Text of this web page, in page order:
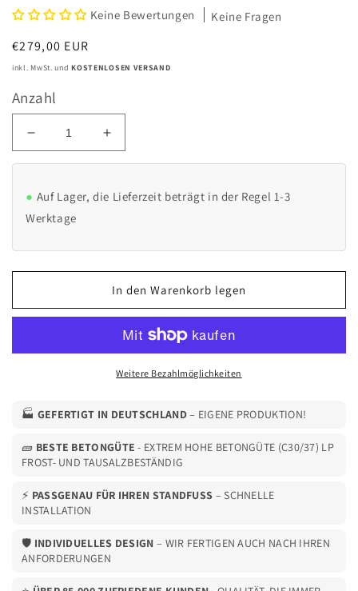
Keine Bewertungen Keine Fragen
Normaler
Preis
€279,00 EUR
inkl. MwSt. undKOSTENLOSEN VERSAND
Anzahl
Verringere
die
für
Fertigfundament
für
Terminal
Betonfundament
Kg
Erhöhe
die
für
Fertigfundament
Terminal
Betonfundament
Kg
Auf Lager, die Lieferzeit beträgt in der Regel 1-3
Werktage
In den Warenkorb legen
Weitere Bezahlmöglichkeiten
🏭 GEFERTIGT IN DEUTSCHLAND– EIGENE PRODUKTION!
🧱 BESTE BETONGÜTE- EXTREM HOHE BETONGÜTE (C30/37) LP
FROST- UND TAUSALZBESTÄNDIG
⚡ PASSGENAU FÜR IHREN STANDFUSS
– SCHNELLE
INSTALLATION
🛡️ INDIVIDUELLES DESIGN – WIR FERTIGEN AUCH NACH IHREN
ANFORDERUNGEN